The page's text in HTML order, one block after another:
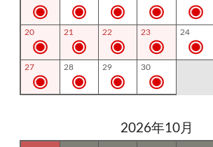
20 21 22 23 24
27 28 29 30
2026年10月